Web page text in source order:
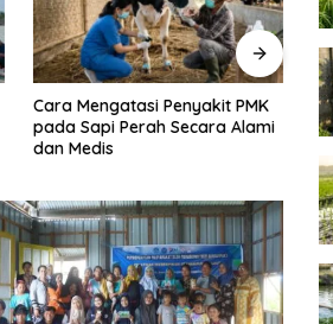
Dosis dan Cara Pemupukan
Tanaman Padi pada Fase
Vegetatif Aktif yang Tepat